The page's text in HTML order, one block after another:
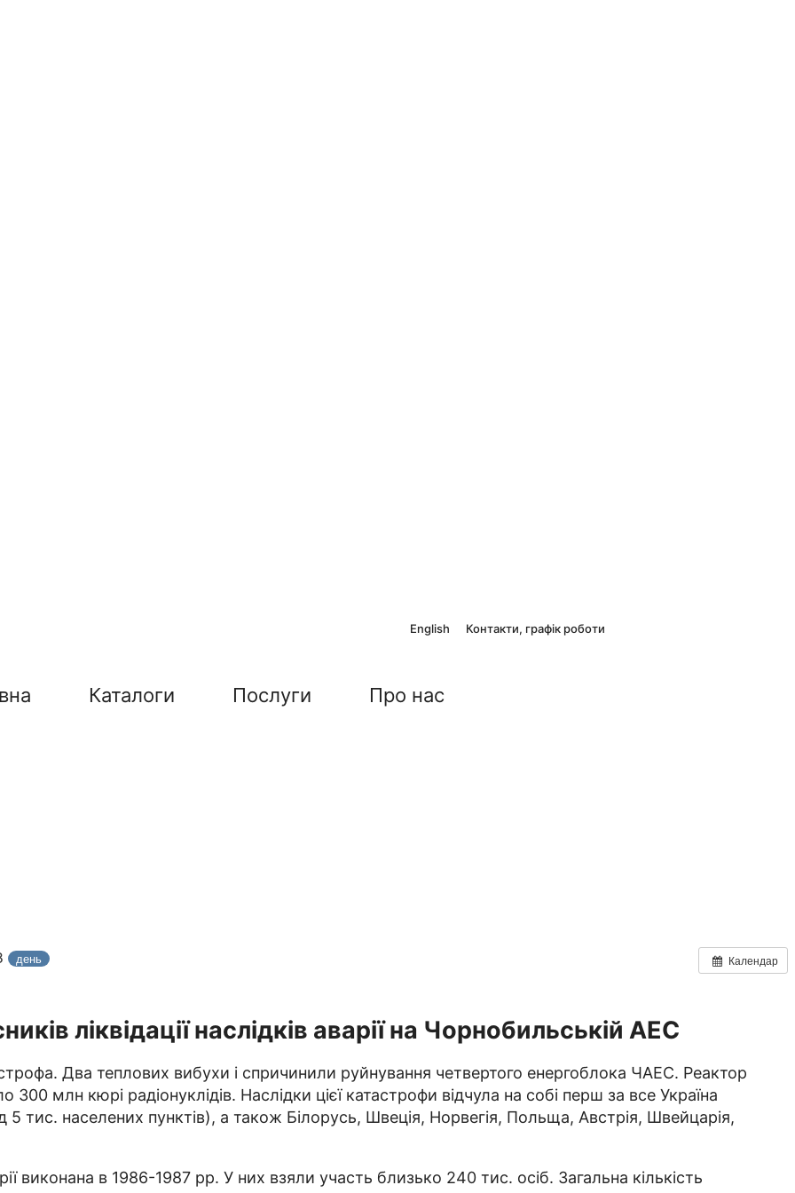
English Контакти, графік роботи
Каталоги Послуги Про нас
Календар
день
ліквідації наслідків аварії на Чорнобильській АЕС
Два теплових вибухи і спричинили руйнування четвертого енергоблока ЧАЕС. Реактор
млн кюрі радіонуклідів. Наслідки цієї катастрофи відчула на собі перш за все Україна
тис. населених пунктів), а також Білорусь, Швеція, Норвегія, Польща, Австрія, Швейцарія,
виконана в 1986-1987 рр. У них взяли участь близько 240 тис. осіб. Загальна кількість